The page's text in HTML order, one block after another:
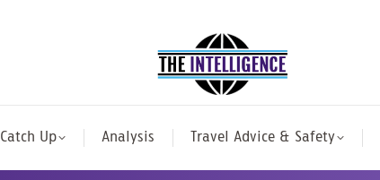
Catch Up Analysis Travel Advice & Safety